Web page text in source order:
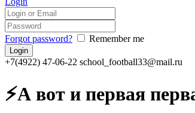
Forgot password? Remember me
+7(4922) 47-06-22 school_football33@mail.ru
⚡️А вот и первая